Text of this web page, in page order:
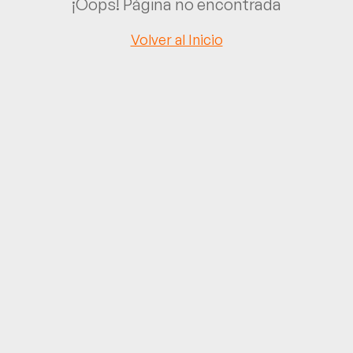
¡Oops! Página no encontrada
Volver al Inicio